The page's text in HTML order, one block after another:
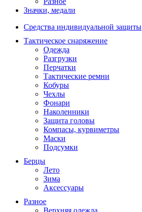
Значки, медали
Средства индивидуальной защиты
Тактическое снаряжение
Одежда
Разгрузки
Перчатки
Тактические ремни
Кобуры
Чехлы
Фонари
Наколенники
Защита головы
Компасы, курвиметры
Маски
Подсумки
Берцы
Лето
Зима
Аксессуары
Разное
Верхняя одежда